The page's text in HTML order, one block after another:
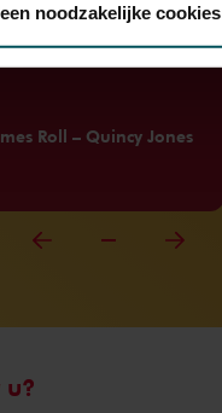
met
noodzakelijke cookies
Roll – Quincy Jones
u?